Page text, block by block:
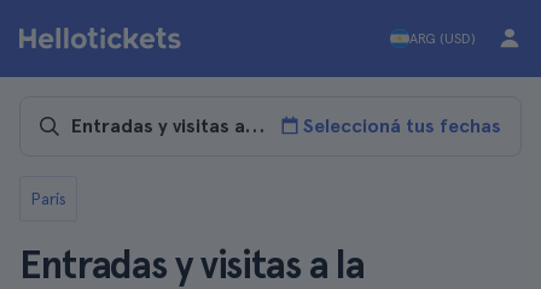
ARG (USD)
Seleccioná tus fechas
París
Entradas y visitas a la